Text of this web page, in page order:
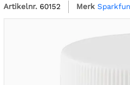
Artikelnr. 60152 Merk Sparkfun